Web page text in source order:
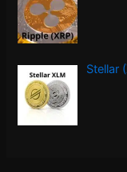
Stellar